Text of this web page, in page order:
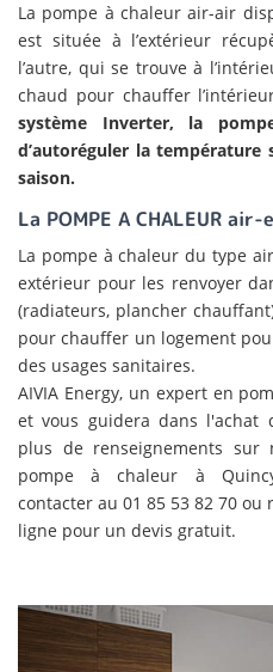
La pompe à chaleur air-air
est située à l’extérieur
l’autre, qui se trouve à
chaud pour chauffer
système Inverter, la
d’autoréguler la température
saison.
La POMPE A CHALEUR air-
La pompe à chaleur du type
extérieur pour les renvoyer
(radiateurs, plancher
pour chauffer un logement
des usages sanitaires.
AIVIA Energy, un expert en
et vous guidera dans l'achat
plus de renseignements sur
pompe à chaleur à
contacter au 01 85 53 82 70
ligne pour un devis gratuit.